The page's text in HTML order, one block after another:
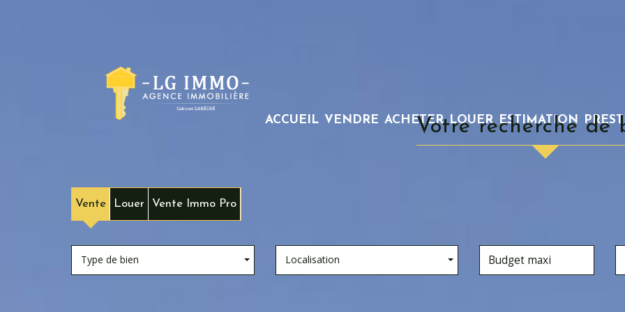
ACCUEIL VENDRE ACHETER LOUER ESTIMATION
votre recherche de
Vente Louer Vente Immo Pro
Type de bien Localisation